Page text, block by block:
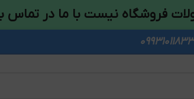
فروشگاه نیست با ما در تماس